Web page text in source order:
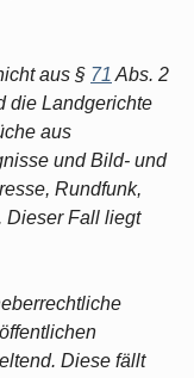
aus § 71 Abs. 2
die Landgerichte
aus
und Bild- und
Rundfunk,
Dieser Fall liegt
Diese fällt